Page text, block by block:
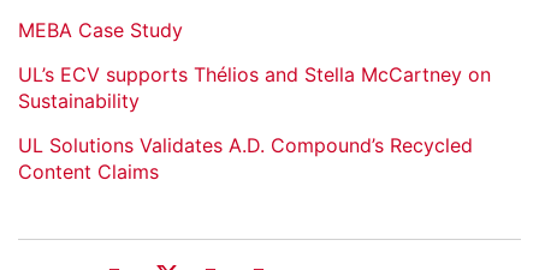
MEBA Case Study
UL’s ECV supports Thélios and Stella McCartney on
Sustainability
UL Solutions Validates A.D. Compound’s Recycled
Content Claims